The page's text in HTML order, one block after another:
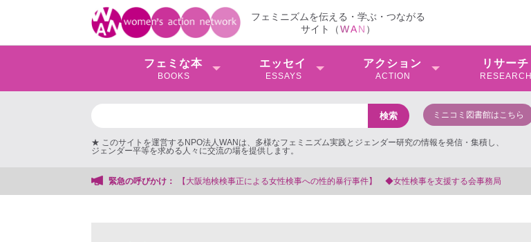
フェミニズムを伝える・学ぶ・つながる
サイト（WAN ）
フェミな本
BOOKS
エッセイ
ESSAYS
アクション
ACTION
リサーチ
RESEARCH
ミニコミ図書館はこちら
★ このサイトを運営するNPO法人WANは、多様なフェミニズム実践とジェンダー研究の情報を発信・集積し、
ジェンダー平等を求める人々に交流の場を提供します。
緊急の呼びかけ：
【大阪地検検事正による女性検事への性的暴行事件】 ◆女性検事を支援する会事務局